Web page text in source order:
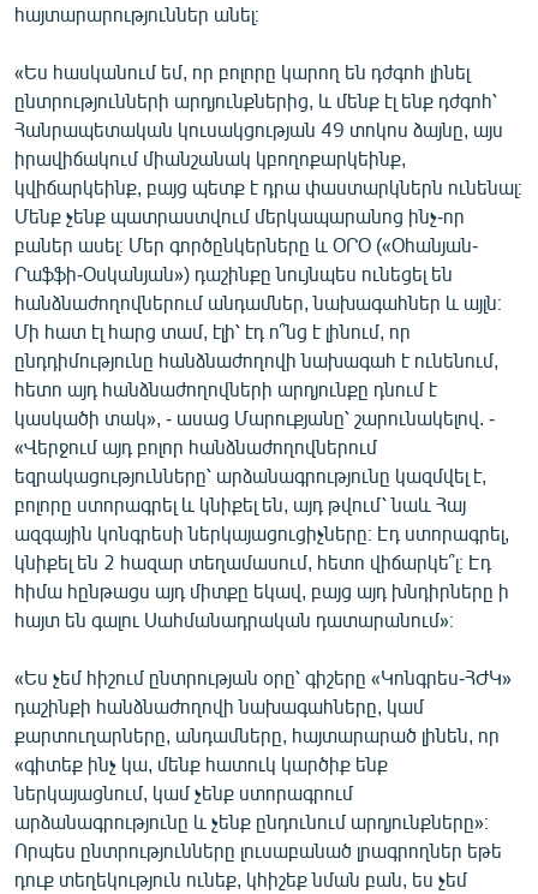
Հայերեն
Русский
ՀԵՏԵՎԵՔ ՄԵԶ
«Ազատության» բոլոր կայքերը
հայտարարություններ անել։
«Ես հասկանում եմ, որ բոլորը կարող են դժգոհ լինել
ընտրությունների արդյունքներից, և մենք էլ ենք դժգոհ՝
Հանրապետական կուսակցության 49 տոկոս ձայնը, այս
իրավիճակում միանշանակ կբողոքարկեինք,
կվիճարկեինք, բայց պետք է դրա փաստարկներն ունենալ։
Մենք չենք պատրաստվում մերկապարանոց ինչ-որ
բաներ ասել։ Մեր գործընկերները և ՕՐՕ («Օհանյան-
Րաֆֆի-Օսկանյան») դաշինքը նույնպես ունեցել են
հանձնաժողովներում անդամներ, նախագահներ և այլն։
Մի հատ էլ հարց տամ, էլի՝ էդ ո՞նց է լինում, որ
ընդդիմությունը հանձնաժողովի նախագահ է ունենում,
հետո այդ հանձնաժողովների արդյունքը դնում է
կասկածի տակ», - ասաց Մարուքյանը՝ շարունակելով. -
«Վերջում այդ բոլոր հանձնաժողովներում
եզրակացությունները՝ արձանագրությունը կազմվել է,
բոլորը ստորագրել և կնիքել են, այդ թվում՝ նաև Հայ
ազգային կոնգրեսի ներկայացուցիչները։ Էդ ստորագրել,
կնիքել են 2 հազար տեղամասում, հետո վիճարկե՞լ։ Էդ
հիմա հընթացս այդ միտքը եկավ, բայց այդ խնդիրները ի
հայտ են գալու Սահմանադրական դատարանում»։
«Ես չեմ հիշում ընտրության օրը՝ գիշերը «Կոնգրես-ՀԺԿ»
դաշինքի հանձնաժողովի նախագահները, կամ
քարտուղարները, անդամները, հայտարարած լինեն, որ
«գիտեք ինչ կա, մենք հատուկ կարծիք ենք
ներկայացնում, կամ չենք ստորագրում
արձանագրությունը և չենք ընդունում արդյունքները»։
Որպես ընտրությունները լուսաբանած լրագրողներ եթե
դուք տեղեկություն ունեք, կհիշեք նման բան, ես չեմ